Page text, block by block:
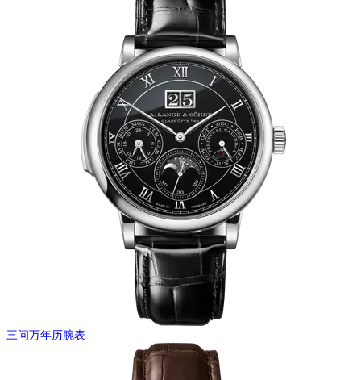
三问万年历腕表